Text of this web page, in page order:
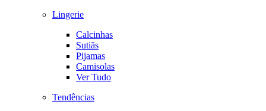
Lingerie
Calcinhas
Sutiãs
Pijamas
Camisolas
Ver Tudo
Tendências